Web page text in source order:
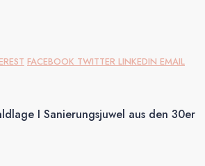
FACEBOOK TWITTER LINKEDIN EMAIL
I Sanierungsjuwel aus den 30er